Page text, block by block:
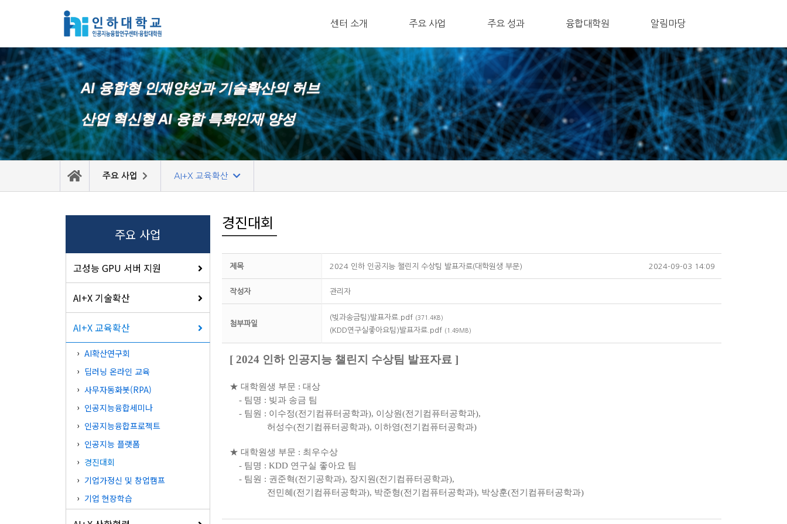
텐
츠
로
건
너
뛰
기
ㅤ센터 소개 주요 사업 ㅤ주요 성과 융합대학원 알림마당
AI 융합형 인재양성과 기술확산의 허브
산업 혁신형 AI 융합 특화인재 양성
주요 사업 AI+X 교육확산
주요 사업
고성능 GPU 서버 지원
AI+X 기술확산
AI+X 교육확산
AI확산연구회
딥러닝 온라인 교육
사무자동화봇(RPA)
인공지능융합세미나
인공지능융합프로젝트
인공지능 플랫폼
경진대회
기업가정신 및 창업캠프
기업 현장학습
경진대회
제목 2024 인하 인공지능 챌린지 수상팀 발표자료(대학원생 부문) 2024-09-03 14:09
작성자 관리자
첨부파일
(빚과송금팀)발표자료.pdf (371.4KB)
(KDD연구실좋아요팀)발표자료.pdf (1.49MB)
[ 2024 인하 인공지능 챌린지 수상팀 발표자료 ]
★ 대학원생 부문 : 대상
- 팀명 : 빚과 송금 팀
- 팀원 : 이수정(전기컴퓨터공학과), 이상원(전기컴퓨터공학과),
허성수(전기컴퓨터공학과), 이하영(전기컴퓨터공학과)
★ 대학원생 부문 : 최우수상
- 팀명 : KDD 연구실 좋아요 팀
- 팀원 : 권준혁(전기공학과), 장지원(전기컴퓨터공학과),
전민혜 (전기컴퓨터공학과), 박준형(전기컴퓨터공학과), 박상훈(전기컴퓨터공학과)